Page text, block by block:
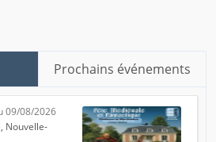
Prochains événements
09/08/2026
Nouvelle-